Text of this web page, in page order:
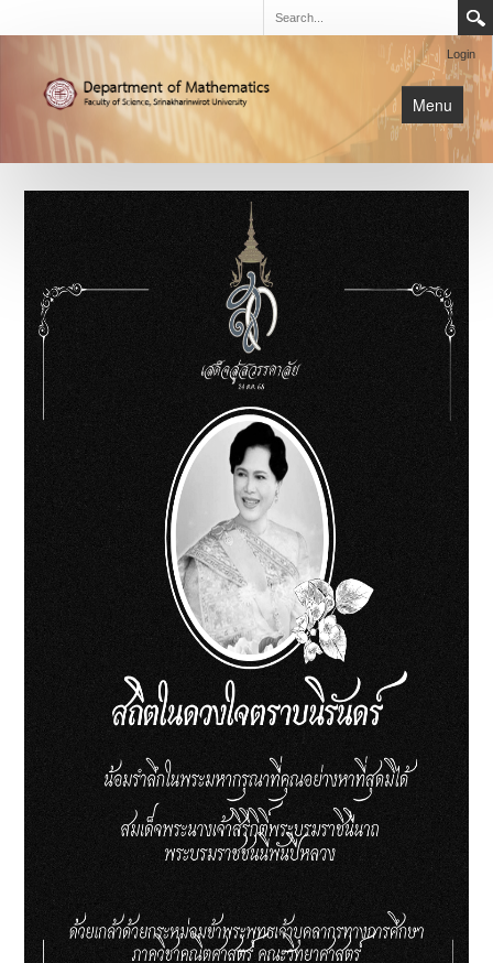
Login
Menu
หน้าหลัก
การเรียนการสอน